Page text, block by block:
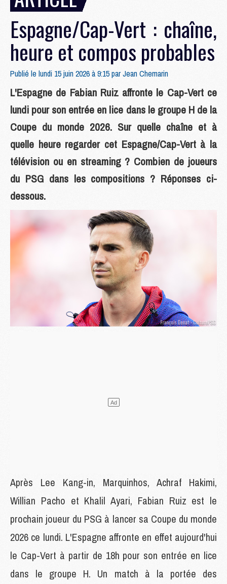
Espagne/Cap-Vert : chaîne,
heure et compos probables
Publié le lundi 15 juin 2026 à 9:15 parJean Chemarin
L'Espagne de Fabian Ruiz affronte le Cap-Vert ce
lundi pour son entrée en lice dans le groupe H de la
Coupe du monde 2026. Sur quelle chaîne et à
quelle heure regarder cet Espagne/Cap-Vert à la
télévision ou en streaming ? Combien de joueurs
du PSG dans les compositions ? Réponses ci-
dessous.
Après Lee Kang-in, Marquinhos, Achraf Hakimi,
Willian Pacho et Khalil Ayari, Fabian Ruiz est le
prochain joueur du PSG à lancer sa Coupe du monde
2026 ce lundi. L'Espagne affronte en effet aujourd'hui
le Cap-Vert à partir de 18h pour son entrée en lice
dans le groupe H. Un match à la portée des